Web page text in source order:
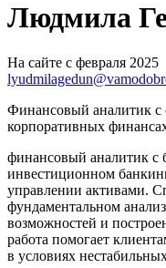
Людмила
На сайте с февраля 2025
Финансовый аналитик
корпоративных
финансовый аналитик с
инвестиционном
управлении активами.
фундаментальном
возможностей и
работа помогает
в условиях